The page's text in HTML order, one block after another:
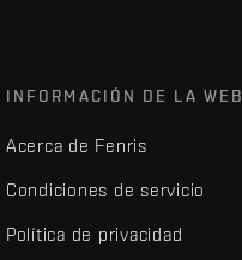
INFORMACIÓN DE LA WEB
Acerca de Fenris
Condiciones de servicio
Política de privacidad